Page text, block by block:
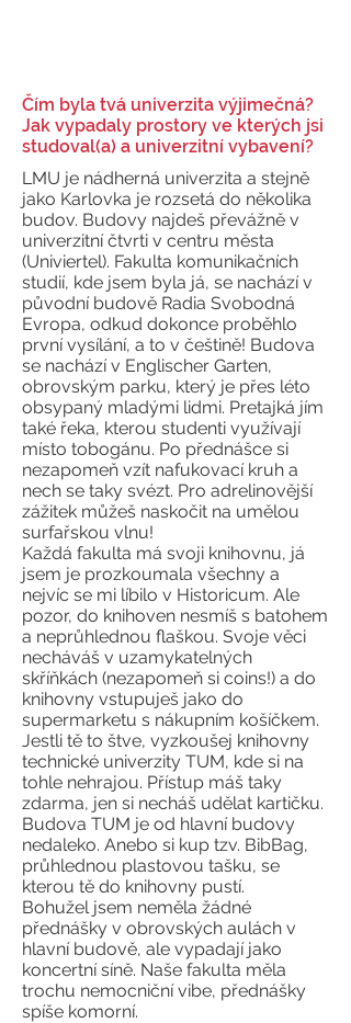
Čím byla tvá univerzita výjimečná?
Jak vypadaly prostory ve kterých jsi
studoval(a) a univerzitní vybavení?
LMU je nádherná univerzita a stejně
jako Karlovka je rozsetá do několika
budov. Budovy najdeš převážně v
univerzitní čtvrti v centru města
(Univiertel). Fakulta komunikačních
studií, kde jsem byla já, se nachází v
původní budově Radia Svobodná
Evropa, odkud dokonce proběhlo
první vysílání, a to v češtině! Budova
se nachází v Englischer Garten,
obrovským parku, který je přes léto
obsypaný mladými lidmi. Pretajká jím
také řeka, kterou studenti využívají
místo tobogánu. Po přednášce si
nezapomeň vzít nafukovací kruh a
nech se taky svézt. Pro adrelinovější
zážitek můžeš naskočit na umělou
surfařskou vlnu!
Každá fakulta má svoji knihovnu, já
jsem je prozkoumala všechny a
nejvíc se mi líbilo v Historicum. Ale
pozor, do knihoven nesmíš s batohem
a neprůhlednou flaškou. Svoje věci
necháváš v uzamykatelných
skříňkách (nezapomeň si coins!) a do
knihovny vstupuješ jako do
supermarketu s nákupním košíčkem.
Jestli tě to štve, vyzkoušej knihovny
technické univerzity TUM, kde si na
tohle nehrajou. Přístup máš taky
zdarma, jen si necháš udělat kartičku.
Budova TUM je od hlavní budovy
nedaleko. Anebo si kup tzv. BibBag,
průhlednou plastovou tašku, se
kterou tě do knihovny pustí.
Bohužel jsem neměla žádné
přednášky v obrovských aulách v
hlavní budově, ale vypadají jako
koncertní síně. Naše fakulta měla
trochu nemocniční vibe, přednášky
spíše komorní.